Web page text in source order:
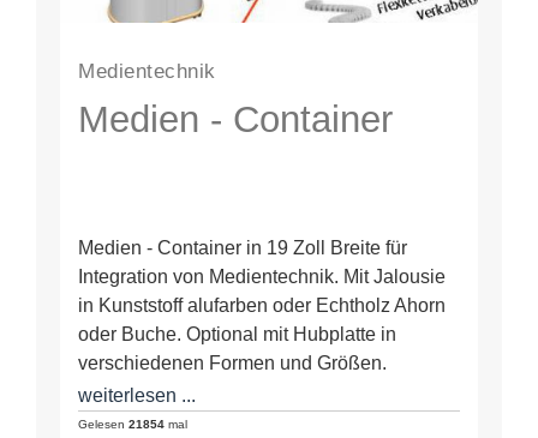
Medientechnik
Medien - Container
Medien - Container in 19 Zoll Breite für
Integration von Medientechnik. Mit Jalousie
in Kunststoff alufarben oder Echtholz Ahorn
oder Buche. Optional mit Hubplatte in
verschiedenen Formen und Größen.
Basisformen:…
weiterlesen ...
Gelesen 21854 mal